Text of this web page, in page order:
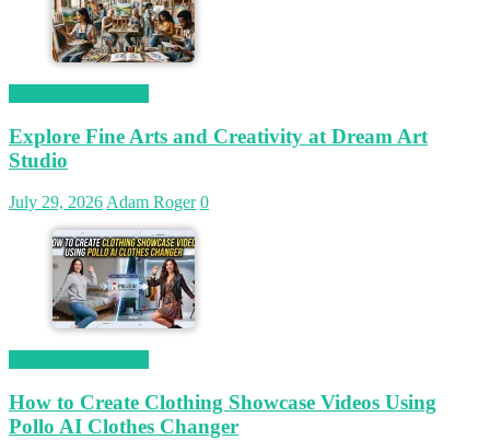
Explore Fine Arts and Creativity at Dream Art
Studio
July 29, 2026Adam Roger 0
How to Create Clothing Showcase Videos Using
Pollo AI Clothes Changer